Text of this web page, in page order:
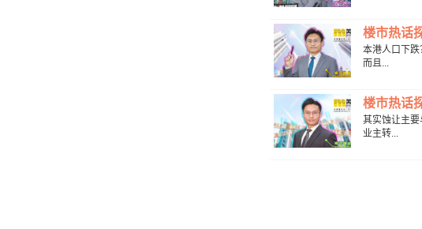
楼市热话
本港人口下
而且...
楼市热话
其实蚀让主
业主转...